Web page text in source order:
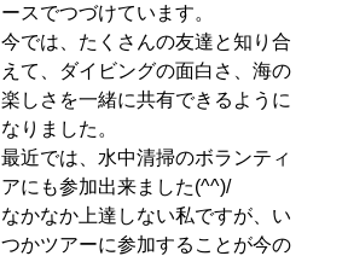
ースでつづけています。
今では、たくさんの友達と知り合
えて、ダイビングの面白さ、海の
楽しさを一緒に共有できるように
なりました。
最近では、水中清掃のボランティ
アにも参加出来ました(^^)/
なかなか上達しない私ですが、い
つかツアーに参加することが今の